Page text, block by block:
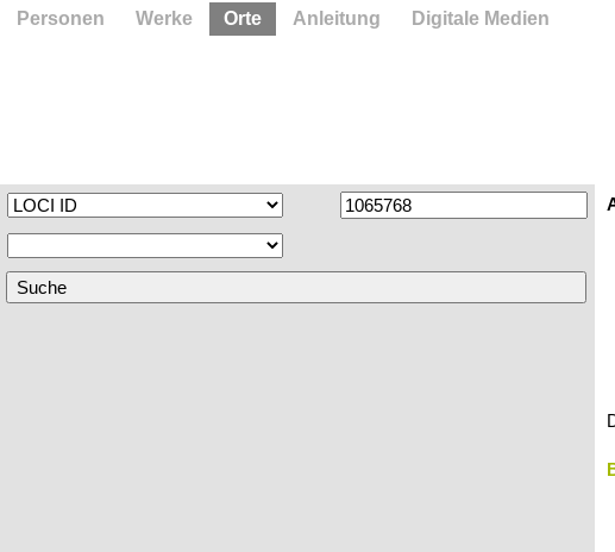
Personen Werke Orte Anleitung Digitale Medien